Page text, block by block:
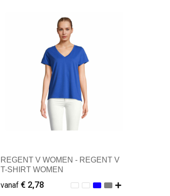
Minimale afname: 1
REGENT V WOMEN - REGENT V
T-SHIRT WOMEN
vanaf € 2,78